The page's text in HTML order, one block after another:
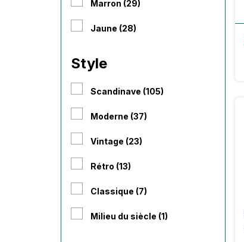
Marron (29)
Jaune (28)
Style
Scandinave (105)
Moderne (37)
Vintage (23)
Rétro (13)
Classique (7)
Milieu du siècle (1)